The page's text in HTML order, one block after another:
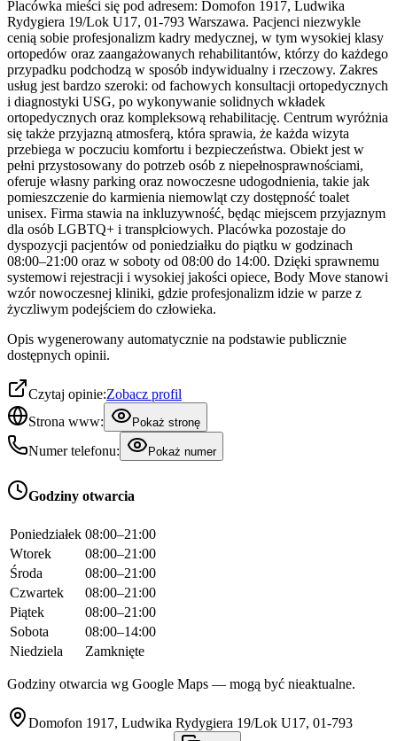
Placówka mieści się pod adresem: Domofon 1917, Ludwika
Rydygiera 19/Lok U17, 01-793 Warszawa. Pacjenci niezwykle
cenią sobie profesjonalizm kadry medycznej, w tym wysokiej klasy
ortopedów oraz zaangażowanych rehabilitantów, którzy do każdego
przypadku podchodzą w sposób indywidualny i rzeczowy. Zakres
usług jest bardzo szeroki: od fachowych konsultacji ortopedycznych
i diagnostyki USG, po wykonywanie solidnych wkładek
ortopedycznych oraz kompleksową rehabilitację. Centrum wyróżnia
się także przyjazną atmosferą, która sprawia, że każda wizyta
przebiega w poczuciu komfortu i bezpieczeństwa. Obiekt jest w
pełni przystosowany do potrzeb osób z niepełnosprawnościami,
oferuje własny parking oraz nowoczesne udogodnienia, takie jak
pomieszczenie do karmienia niemowląt czy dostępność toalet
unisex. Firma stawia na inkluzywność, będąc miejscem przyjaznym
dla osób LGBTQ+ i transpłciowych. Placówka pozostaje do
dyspozycji pacjentów od poniedziałku do piątku w godzinach
08:00–21:00 oraz w soboty od 08:00 do 14:00. Dzięki sprawnemu
systemowi rejestracji i wysokiej jakości opiece, Body Move stanowi
wzór nowoczesnej kliniki, gdzie profesjonalizm idzie w parze z
życzliwym podejściem do człowieka.
Opis wygenerowany automatycznie na podstawie publicznie
dostępnych opinii.
Czytaj opinie:Zobacz profil
Strona www:
Pokaż stronę
Numer telefonu: Pokaż numer
Godziny otwarcia
Poniedziałek 08:00–21:00
Wtorek
08:00–21:00
Środa
08:00–21:00
Czwartek
08:00–21:00
Piątek
08:00–21:00
Sobota
08:00–14:00
Niedziela
Zamknięte
Godziny otwarcia wg Google Maps — mogą być nieaktualne.
Domofon 1917, Ludwika Rydygiera 19/Lok U17, 01-793